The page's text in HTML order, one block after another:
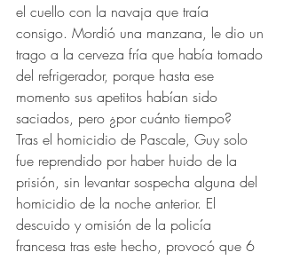
el cuello con la navaja que traía
consigo. Mordió una manzana, le dio un
trago a la cerveza fría que había tomado
del refrigerador, porque hasta ese
momento sus apetitos habían sido
saciados, pero ¿por cuánto tiempo?
Tras el homicidio de Pascale, Guy solo
fue reprendido por haber huido de la
prisión, sin levantar sospecha alguna del
homicidio de la noche anterior. El
descuido y omisión de la policía
francesa tras este hecho, provocó que 6